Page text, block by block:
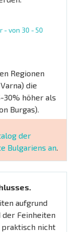
- von 30 - 50
Regionen
die
30% höher als
Burgas).
der
Bulgariens an
aufgrund
der Feinheiten
praktisch nicht